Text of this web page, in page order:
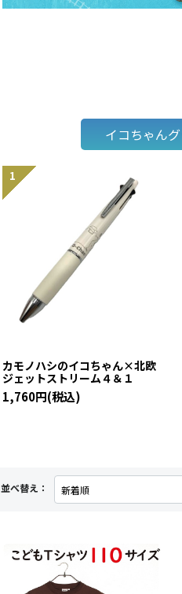
イコちゃん
カモノハシのイコちゃん×北欧
ジェットストリーム４＆１
1,760円(税込)
並べ替え：